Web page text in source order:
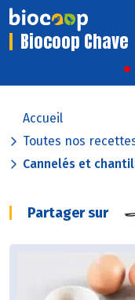
Biocoop Chave
Accueil
Toutes nos
Cannelés et
Partager sur